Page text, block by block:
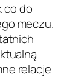
co do
meczu.
relacje